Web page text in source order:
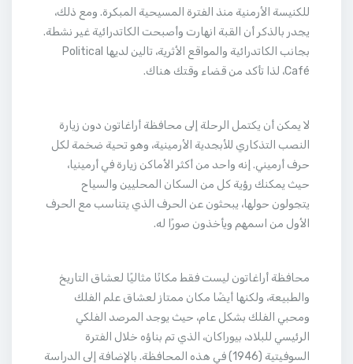
للكنيسة الأرمنية منذ الفترة المسيحية المبكرة. ومع ذلك،
يجدر بالذكر أن القبة انهارت وأصبحت الكاتدرائية غير نشطة.
بجانب الكاتدرائية والمواقع الأثرية، تالين لديها Political
Café، لذا تأكد من قضاء وقتك هناك.
لا يمكن أن يكتمل الرحلة إلى محافظة أراغاتون دون زيارة
النصب التذكاري للأبجدية الأرمينية، وهو تحية ضخمة لكل
حرف أرميني. إنه واحد من أكثر الأماكن زيارة في أرمينيا،
حيث يمكنك رؤية كل من السكان المحليين والسياح
يتجولون حولها، يبحثون عن الحرف الذي يتناسب مع الحرف
الأول من اسمهم ويأخذون صورًا له.
محافظة أراغاتون ليست فقط مكانًا مثاليًا لعشاق التاريخ
والطبيعة، ولكنها أيضًا مكان ممتاز لعشاق علم الفلك
ومحبي الفلك بشكل عام، حيث يوجد المرصد الفلكي
الرئيسي للبلاد، بيوراكان، الذي تم بناؤه خلال الفترة
السوفيتية (1946) في هذه المحافظة. بالإضافة إلى الدراسة